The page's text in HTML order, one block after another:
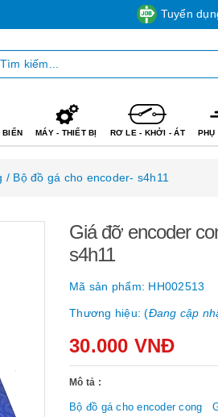
Tuyển
BIẾN MÁY - THIẾT BỊ RƠ LE - KHỞI - ÁT PHỤ
/ Bộ đồ gá cho encoder- s4h11
Giá đỡ encoder
s4h11
Mã sản phẩm: HH002513
Thương hiệu: (Đang cập
30.000 VNĐ
Mô tả :
Bộ đồ gá cho encoder cong